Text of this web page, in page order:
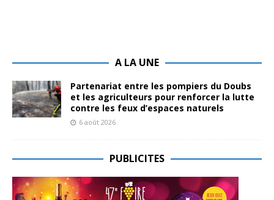
A LA UNE
Partenariat entre les pompiers du Doubs
et les agriculteurs pour renforcer la lutte
contre les feux d’espaces naturels
6 août 2026
PUBLICITES